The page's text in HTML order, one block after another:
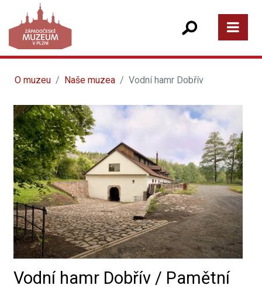
O muzeu Naše muzea Vodní hamr Dobřív
Vodní hamr Dobřív / Pamětní